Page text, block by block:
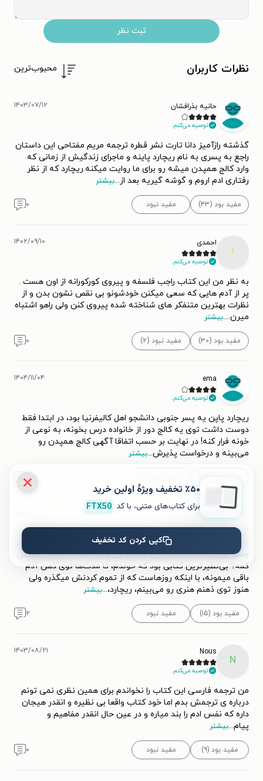
ثبت نظر
نظرات کاربران محبوب‌ترین
حانیه بذرافشان
توصیه می‌کنم.
۱۴۰۳/۰۷/۱۲
گذشته رازآمیز دانا تارت نشر قطره ترجمه مریم مفتاحی این داستان
راجع به پسری به نام ریچارد پاینه و ماجرای زندگیش از زمانی که
وارد کالج همپدن میشه رو برای ما روایت میکنه.ریچارد که از نظر
رفتاری ادم اروم و گوشه گیریه بعد از...بیشتر
مفید بود (۴۳) مفید نبود ۰
ا
احمدی
توصیه می‌کنم.
۱۴۰۲/۰۹/۱۰
به نظر من این کتاب راجب فلسفه و پیروی کورکورانه از اون هست .
پر از آدم هایی که سعی میکنن خودشونو بی نقص نشون بدن و از
نظرات بهترین متنفکر های شناخته شده پیروی کنن ولی راهو اشتباه
میرن....بیشتر
مفید بود (۳۰) مفید نبود (۲) ۰
ema
توصیه می‌کنم.
۱۴۰۴/۱۱/۰۴
ریچارد پاپن یه پسر جنوبی دانشجو اهل کالیفرنیا بود، در ابتدا فقط
دوست داشت توی یه کالج دور از خانواده درس بخونه، به نوعی از
خونه فرار کنه! در نهایت بر حسب اتفاقا آگهی کالج همپدن رو
می‌بینه و درخواست پذیرش...بیشتر
۴
ه
هانی
چطور این کتاب با اینکه توی طاقچه بی‌نهایت هست اینقدر نظراتش
کمه؟ بی‌نظیرترین کتابی بود که خوندم، تا مدت‌ها توی ذهن آدم
باقی میمونه، با اینکه روزهاست که از تموم کردنش میگذره ولی
هنوز توی ذهنم هنری رو می‌بینم، ریچارد،...بیشتر
مفید بود (۱۵) مفید نبود ۲
N
Nous
توصیه می‌کنم.
۱۴۰۳/۰۸/۲۱
من ترجمه فارسی این کتاب را نخواندم برای همین نظری نمی تونم
درباره ی ترجمش بدم اما خود کتاب واقعا بی نظیره و انقدر هیجان
داره که نفس ادم را بند میاره و در عین حال انقدر مفاهیم و
پیام...بیشتر
مفید بود (۹) مفید نبود ۰
٪۵۰ تخفیف ویژۀ اولین خرید
برای کتاب‌های متنی، با کد FTX50
کپی کردن کد تخفیف